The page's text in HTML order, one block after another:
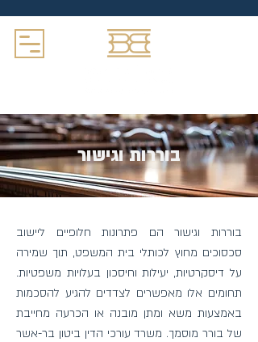
בוררות וגישור
בוררות וגישור הם פתרונות חלופיים ליישוב
סכסוכים מחוץ לכותלי בית המשפט, תוך שמירה
על דיסקרטיות, יעילות וחיסכון בעלויות משפטיות.
תחומים אלו מאפשרים לצדדים להגיע להסכמות
באמצעות משא ומתן מובנה או הכרעה מחייבת
של בורר מוסמך. משרד עורכי הדין ביטון בר-אשר